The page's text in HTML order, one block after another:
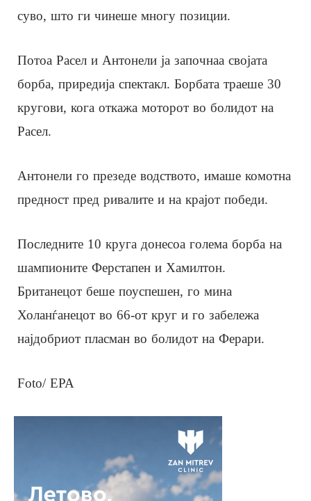
суво, што ги чинеше многу позиции.
Потоа Расел и Антонели ја започнаа својата
борба, приредија спектакл. Борбата траеше 30
кругови, кога откажа моторот во болидот на
Расел.
Антонели го презеде водството, имаше комотна
предност пред ривалите и на крајот победи.
Последните 10 круга донесоа голема борба на
шампионите Ферстапен и Хамилтон.
Британецот беше поуспешен, го мина
Холанѓанецот во 66-от круг и го забележа
најдобриот пласман во болидот на Ферари.
Foto/ EPA